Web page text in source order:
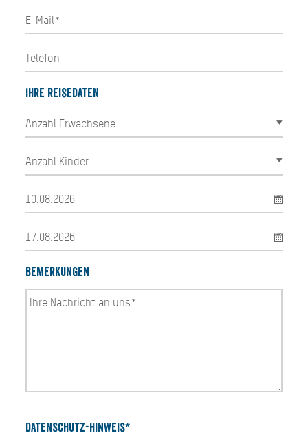
Ihre Reisedaten
Bemerkungen
Datenschutz-Hinweis*